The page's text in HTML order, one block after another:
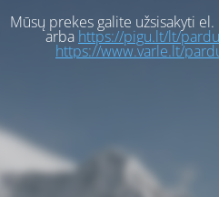
Mūsų prekes galite užsisakyti el.
arba https://pigu.lt/lt/
https://www.varle.lt/